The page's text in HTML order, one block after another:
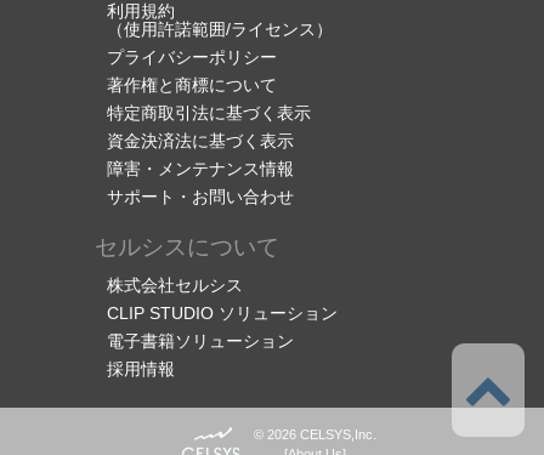
利用規約
（使用許諾範囲/ライセンス）
プライバシーポリシー
著作権と商標について
特定商取引法に基づく表示
資金決済法に基づく表示
障害・メンテナンス情報
サポート・お問い合わせ
セルシスについて
株式会社セルシス
CLIP STUDIO ソリューション
電子書籍ソリューション
採用情報
© 2026 CELSYS,Inc.